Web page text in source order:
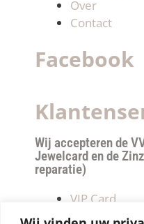
Over
Contact
Facebook
Wij accepteren de
Jewelcard en de
reparatie)
VIP Card
Retourneren